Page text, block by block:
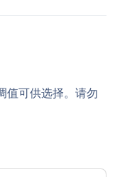
值可供选择。请勿